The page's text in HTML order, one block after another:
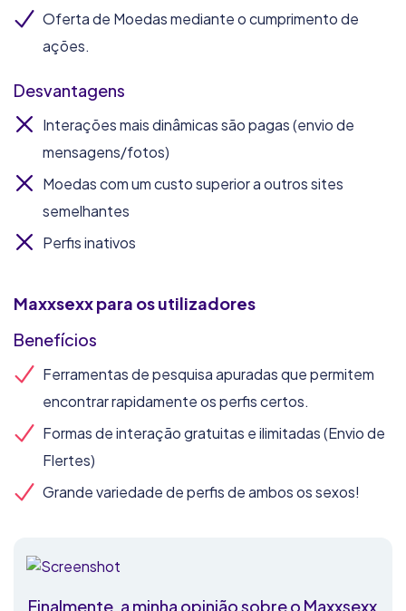
Oferta de Moedas mediante o cumprimento de
ações.
Desvantagens
Interações mais dinâmicas são pagas (envio de
mensagens/fotos)
Moedas com um custo superior a outros sites
semelhantes
Perfis inativos
Maxxsexxpara os utilizadores
Benefícios
Ferramentas de pesquisa apuradas que permitem
encontrar rapidamente os perfis certos.
Formas de interação gratuitas e ilimitadas (Envio de
Flertes)
Grande variedade de perfis de ambos os sexos!
Finalmente, a minha opinião sobre o Maxxsexx